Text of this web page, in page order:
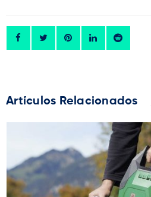
Artículos Relacionados